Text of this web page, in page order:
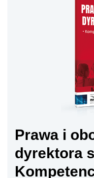
Prawa i
dyrektora